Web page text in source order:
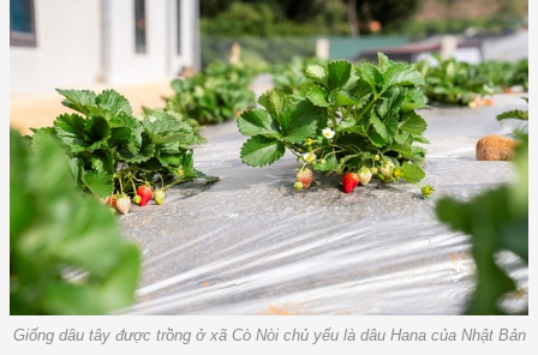
Giống dâu tây được trồng ở xã Cò Nòi chủ yếu là dâu Hana của Nhật Bản